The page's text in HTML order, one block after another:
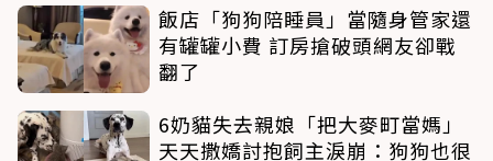
飯店「狗狗陪睡員」當隨身管家還
有罐罐小費 訂房搶破頭網友卻戰
翻了
6奶貓失去親娘「把大麥町當媽」
天天撒嬌討抱飼主淚崩：狗狗也很